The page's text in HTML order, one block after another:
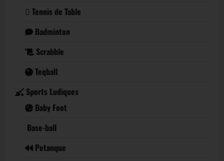
Tennis de Table
Badminton
Scrabble
Teqball
Sports Ludiques
Baby Foot
Base-ball
Petanque